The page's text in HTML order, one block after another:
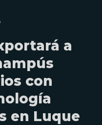
a
con
en Luque